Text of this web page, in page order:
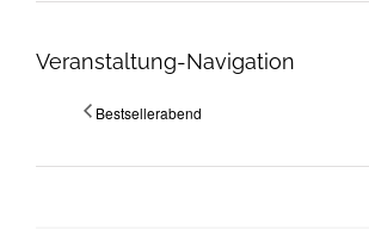
Veranstaltung-Navigation
Bestsellerabend